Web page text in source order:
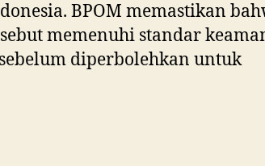
BPOM memastikan
memenuhi standar
diperbolehkan untuk